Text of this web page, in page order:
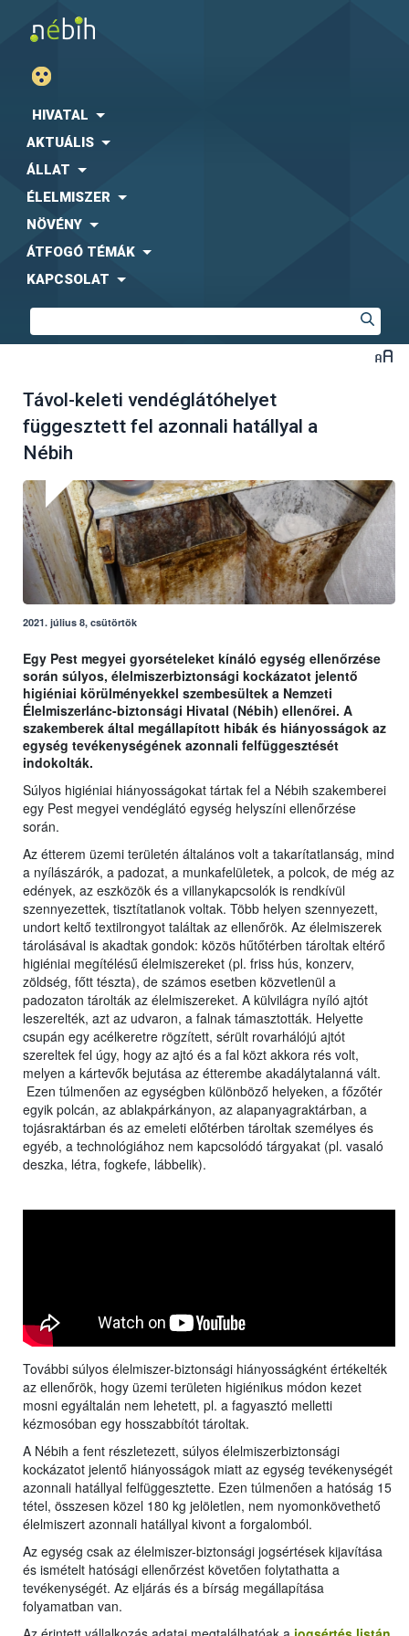
HIVATAL
AKTUÁLIS
ÁLLAT
ÉLELMISZER
NÖVÉNY
ÁTFOGÓ TÉMÁK
KAPCSOLAT
Távol-keleti vendéglátóhelyet
függesztett fel azonnali hatállyal a
Nébih
2021. július 8, csütörtök
Egy Pest megyei gyorsételeket kínáló egység ellenőrzése
során súlyos, élelmiszerbiztonsági kockázatot jelentő
higiéniai körülményekkel szembesültek a Nemzeti
Élelmiszerlánc-biztonsági Hivatal (Nébih) ellenőrei. A
szakemberek által megállapított hibák és hiányosságok az
egység tevékenységének azonnali felfüggesztését
indokolták.
Súlyos higiéniai hiányosságokat tártak fel a Nébih szakemberei
egy Pest megyei vendéglátó egység helyszíni ellenőrzése
során.
Az étterem üzemi területén általános volt a takarítatlanság, mind
a nyílászárók, a padozat, a munkafelületek, a polcok, de még az
edények, az eszközök és a villanykapcsolók is rendkívül
szennyezettek, tisztítatlanok voltak. Több helyen szennyezett,
undort keltő textilrongyot találtak az ellenőrök. Az élelmiszerek
tárolásával is akadtak gondok: közös hűtőtérben tároltak eltérő
higiéniai megítélésű élelmiszereket (pl. friss hús, konzerv,
zöldség, főtt tészta), de számos esetben közvetlenül a
padozaton tárolták az élelmiszereket. A külvilágra nyíló ajtót
leszerelték, azt az udvaron, a falnak támasztották. Helyette
csupán egy acélkeretre rögzített, sérült rovarhálójú ajtót
szereltek fel úgy, hogy az ajtó és a fal közt akkora rés volt,
melyen a kártevők bejutása az étterembe akadálytalanná vált.
Ezen túlmenően az egységben különböző helyeken, a főzőtér
egyik polcán, az ablakpárkányon, az alapanyagraktárban, a
tojásraktárban és az emeleti előtérben tároltak személyes és
egyéb, a technológiához nem kapcsolódó tárgyakat (pl. vasaló
deszka, létra, fogkefe, lábbelik).
További súlyos élelmiszer-biztonsági hiányosságként értékelték
az ellenőrök, hogy üzemi területen higiénikus módon kezet
mosni egyáltalán nem lehetett, pl. a fagyasztó melletti
kézmosóban egy hosszabbítót tároltak.
A Nébih a fent részletezett, súlyos élelmiszerbiztonsági
kockázatot jelentő hiányosságok miatt az egység tevékenységét
azonnali hatállyal felfüggesztette. Ezen túlmenően a hatóság 15
tétel, összesen közel 180 kg jelöletlen, nem nyomonkövethető
élelmiszert azonnali hatállyal kivont a forgalomból.
Az egység csak az élelmiszer-biztonsági jogsértések kijavítása
és ismételt hatósági ellenőrzést követően folytathatta a
tevékenységét. Az eljárás és a bírság megállapítása
folyamatban van.